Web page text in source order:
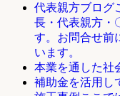
代表親方ブログ
長・代表親方・
す。お問合せ前
います。
本業を通した社
補助金を活用し